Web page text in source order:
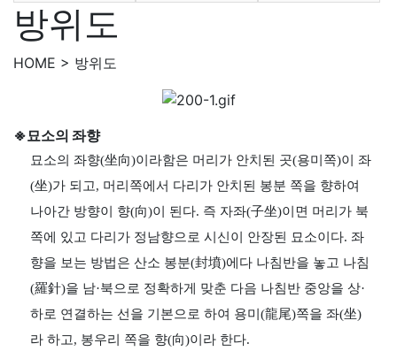
방위도
HOME > 방위도
※묘소의 좌향
묘소의 좌향(坐向)이라함은 머리가 안치된 곳(용미쪽)이 좌
(坐)가 되고, 머리쪽에서 다리가 안치된 봉분 쪽을 향하여
나아간 방향이 향(向)이 된다. 즉 자좌(子坐)이면 머리가 북
쪽에 있고 다리가 정남향으로 시신이 안장된 묘소이다. 좌
향을 보는 방법은 산소 봉분(封墳)에다 나침반을 놓고 나침
(羅針)을 남·북으로 정확하게 맞춘 다음 나침반 중앙을 상·
하로 연결하는 선을 기본으로 하여 용미(龍尾)쪽을 좌(坐)
라 하고, 봉우리 쪽을 향(向)이라 한다.